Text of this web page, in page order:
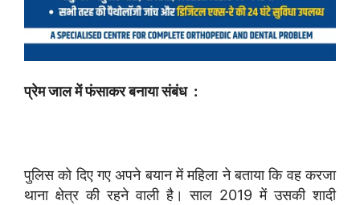
प्रेम जाल में फंसाकर बनाया संबंध :
पुलिस को दिए गए अपने बयान में महिला ने बताया कि वह करजा
थाना क्षेत्र की रहने वाली है। साल 2019 में उसकी शादी